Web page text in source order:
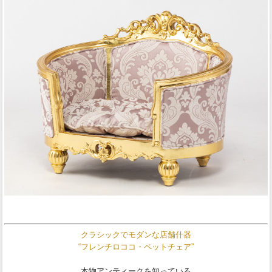
クラシックでモダンな店舗什器
“フレンチロココ・ペットチェア”